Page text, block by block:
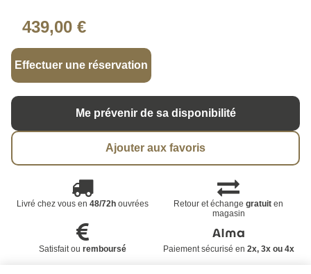
439,00 €
Effectuer une réservation
Me prévenir de sa disponibilité
Ajouter aux favoris
Livré chez vous en 48/72houvrées Retour et échangegratuit en
magasin
Satisfait ou remboursé Paiement sécurisé en 2x, 3x ou 4x